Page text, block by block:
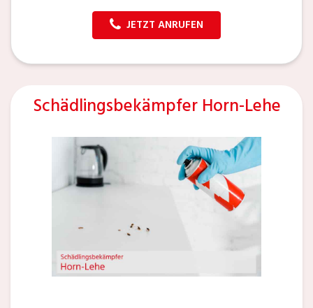
JETZT ANRUFEN
Schädlingsbekämpfer Horn-Lehe